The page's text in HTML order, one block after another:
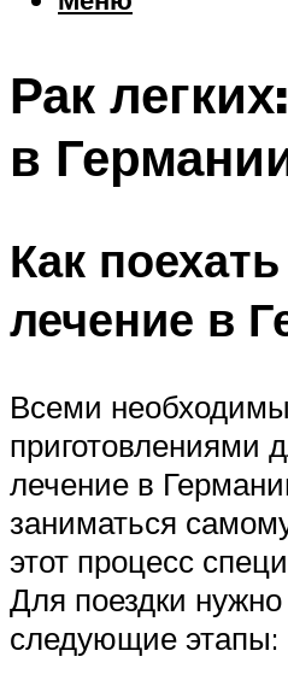
Шоппинг
Что посетить
Рак
в
Как
лечение в
Всеми
приготовлениями
лечение в
заниматься
этот процесс
Для поездки
следующие этапы: